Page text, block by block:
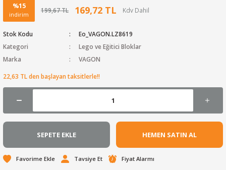
%15
indirim
199,67 TL 169,72 TL
Stok Kodu
Eo_VAGON.LZ8619
Kategori
Lego ve Eğitici Bloklar
Marka
VAGON
22,63 TL den başlayan taksitlerle!!
SEPETE EKLE HEMEN SATIN AL
Tavsiye Et Fiyat Alarmı